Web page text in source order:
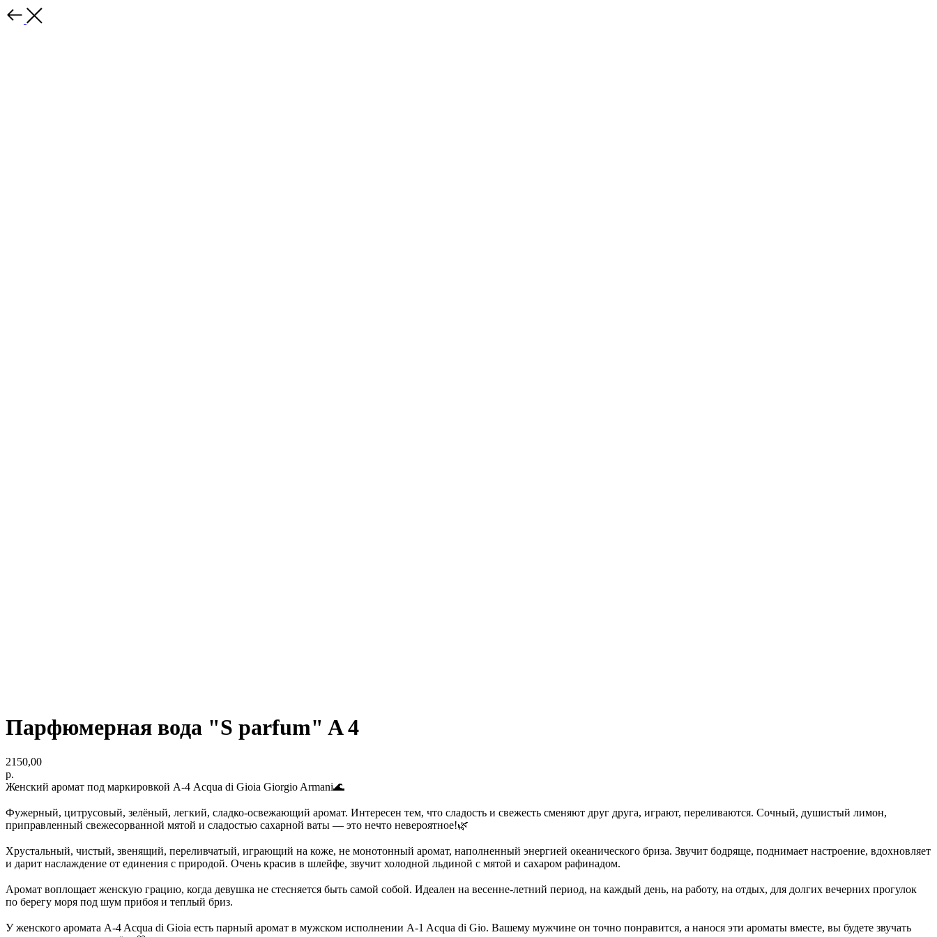
Парфюмерная вода "S parfum" A 4
2150,00
р.
Женский аромат под маркировкой А-4 Acqua di Gioia Giorgio Armani🌊
Фужерный, цитрусовый, зелёный, легкий, сладко-освежающий аромат. Интересен тем, что сладость и свежесть сменяют друг друга, играют, переливаются. Сочный, душистый лимон,
приправленный свежесорванной мятой и сладостью сахарной ваты — это нечто невероятное!🌿
Хрустальный, чистый, звенящий, переливчатый, играющий на коже, не монотонный аромат, наполненный энергией океанического бриза. Звучит бодряще, поднимает настроение, вдохновляет
и дарит наслаждение от единения с природой. Очень красив в шлейфе, звучит холодной льдиной с мятой и сахаром рафинадом.
Аромат воплощает женскую грацию, когда девушка не стесняется быть самой собой. Идеален на весенне-летний период, на каждый день, на работу, на отдых, для долгих вечерних прогулок
по берегу моря под шум прибоя и теплый бриз.
У женского аромата A-4 Acqua di Gioia есть парный аромат в мужском исполнении A-1 Acqua di Gio. Вашему мужчине он точно понравится, а нанося эти ароматы вместе, вы будете звучать